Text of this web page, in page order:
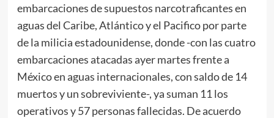
embarcaciones de supuestos narcotraficantes en
aguas del Caribe, Atlántico y el Pacifico por parte
de la milicia estadounidense, donde -con las cuatro
embarcaciones atacadas ayer martes frente a
México en aguas internacionales, con saldo de 14
muertos y un sobreviviente-, ya suman 11 los
operativos y 57 personas fallecidas. De acuerdo